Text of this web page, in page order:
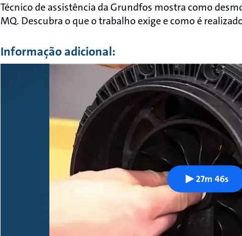
Técnico de assistência da Grundfos mostra como
MQ. Descubra o que o trabalho exige e como é
Informação adicional:
27m 46s